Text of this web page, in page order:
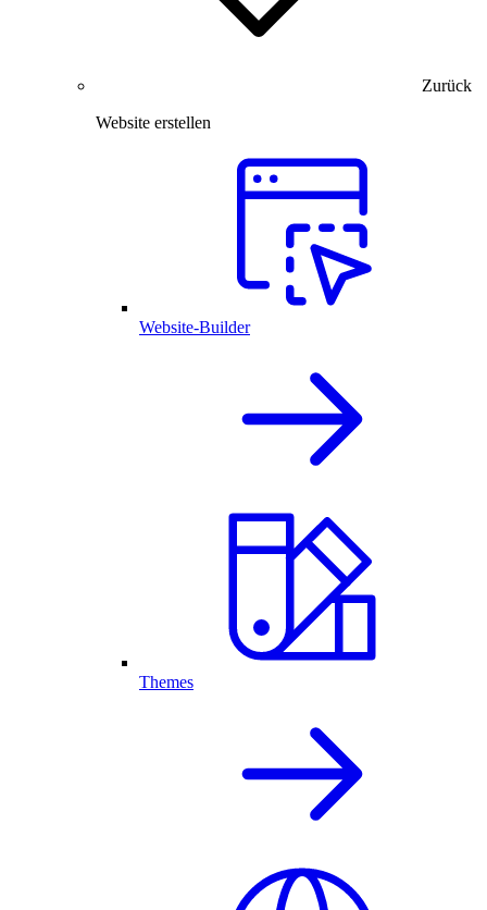
Zurück
Website erstellen
Website-Builder
Themes